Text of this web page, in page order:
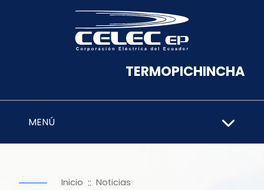
TERMOPICHINCHA
MENÚ
Inicio :: Noticias